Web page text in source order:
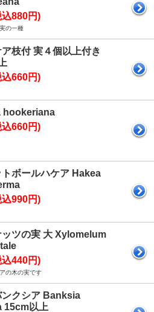
880円)
の一種
ア枝付 実４個以上付き
660円)
hookeriana
660円)
トボールハケア Hakea
990円)
ッツの実 大 Xylomelum
440円)
の木の実です
ンクシア Banksia
15cm以上